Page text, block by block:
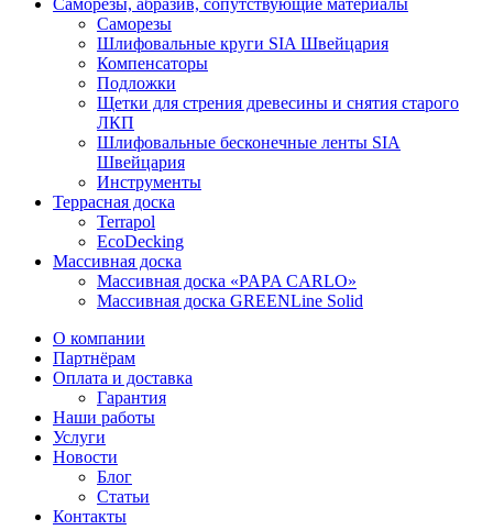
Саморезы, абразив, сопутствующие материалы
Саморезы
Шлифовальные круги SIA Швейцария
Компенсаторы
Подложки
Щетки для стрения древесины и снятия старого
ЛКП
Шлифовальные бесконечные ленты SIA
Швейцария
Инструменты
Террасная доска
Terrapol
EcoDecking
Массивная доска
Массивная доска «PAPA CARLO»
Массивная доска GREENLine Solid
О компании
Партнёрам
Оплата и доставка
Гарантия
Наши работы
Услуги
Новости
Блог
Статьи
Контакты